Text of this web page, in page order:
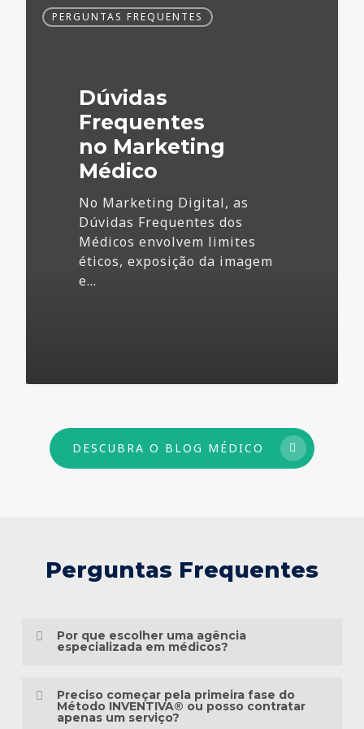
Frequentes
PERGUNTAS FREQUENTES
Dúvidas
Frequentes
no Marketing
Médico
No Marketing Digital, as
Dúvidas Frequentes dos
Médicos envolvem limites
éticos, exposição da imagem
e…
DESCUBRA O BLOG MÉDICO
Perguntas Frequentes
Por que escolher uma agência
especializada em médicos?
mais do que conhecimento em publicidade.
Preciso começar pela primeira fase do
Método INVENTIVA® ou posso contratar
apenas um serviço?